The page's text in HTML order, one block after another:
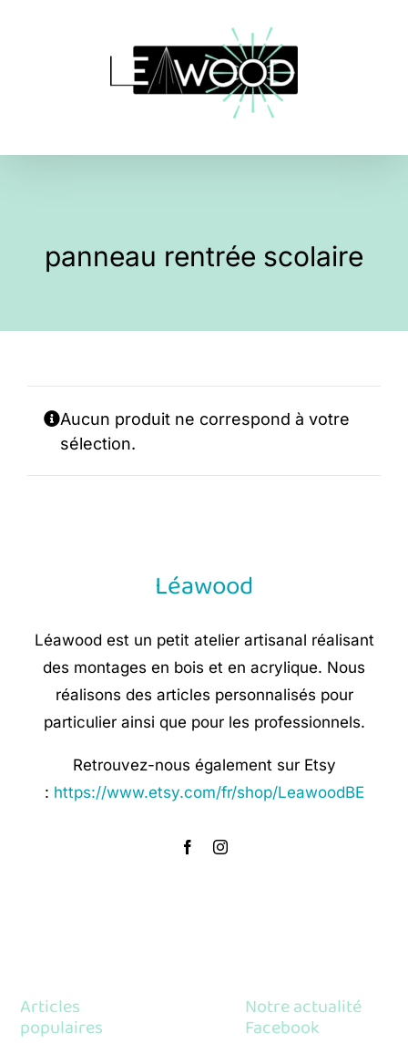
panneau rentrée scolaire
Aucun produit ne correspond à votre
sélection.
Léawood
Léawood est un petit atelier artisanal réalisant
des montages en bois et en acrylique. Nous
réalisons des articles personnalisés pour
particulier ainsi que pour les professionnels.
Retrouvez-nous également sur Etsy
: https://www.etsy.com/fr/shop/LeawoodBE
Articles
populaires
Notre actualité
Facebook